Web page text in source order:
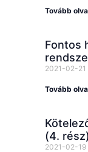
Tovább
Fontos
2021-02-21
Tovább
(4. rész)
2021-02-19